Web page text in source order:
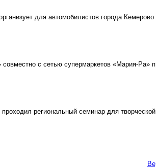
для автомобилистов города Кемерово
с сетью супермаркетов «Мария-Ра»
региональный семинар для